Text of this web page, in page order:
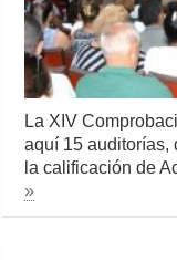
La XIV
aquí 15 auditorías,
la calificación de
»